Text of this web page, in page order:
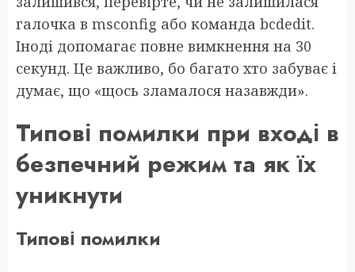
галочка в msconfig або команда bcdedit.
Іноді допомагає повне вимкнення на 30
секунд. Це важливо, бо багато хто забуває і
думає, що «щось зламалося назавжди».
Типові помилки при вході в
безпечний режим та як їх
уникнути
Типові помилки